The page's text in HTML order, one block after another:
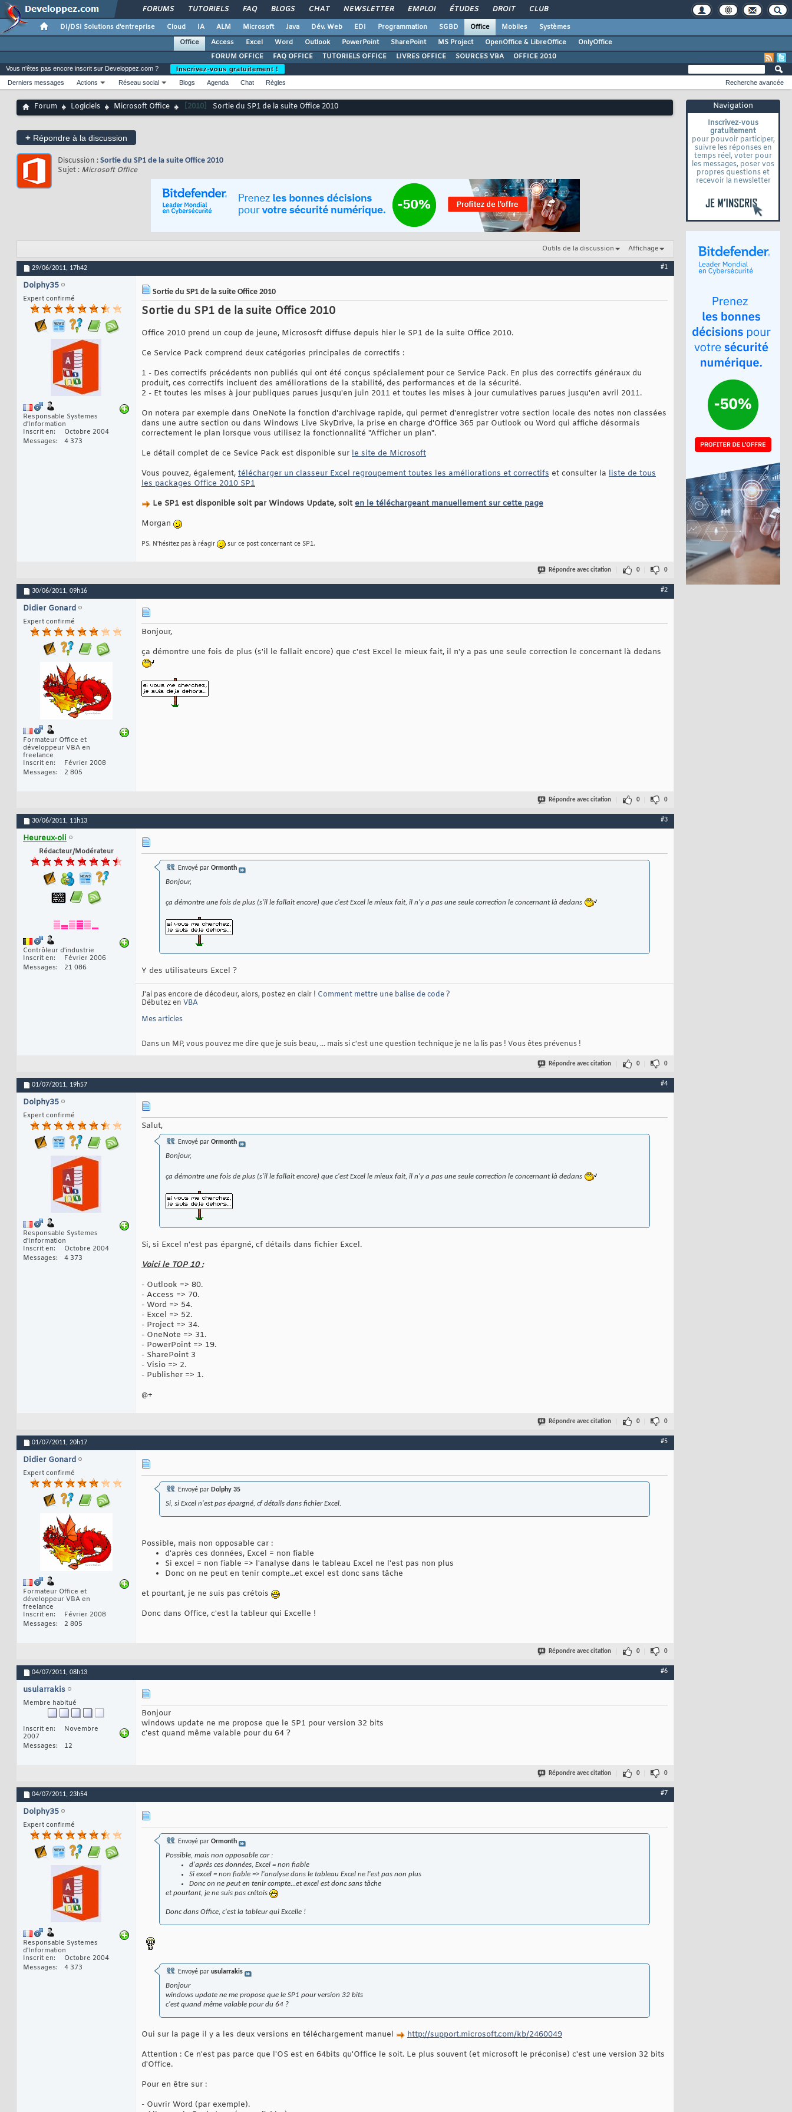
FORUMS TUTORIELS FAQ BLOGS CHAT NEWSLETTER EMPLOI ÉTUDES DROIT CLUB
DI/DSI Solutions d'entreprise Cloud IA ALM Microsoft Java Dév. Web EDI Programmation SGBD Office Mobiles
Systèmes
Office
Access Excel Word Outlook PowerPoint SharePoint MS Project OpenOffice & LibreOffice
OnlyOffice
FORUM OFFICE
FAQ OFFICE TUTORIELS OFFICE LIVRES OFFICE SOURCES VBA OFFICE 2010
Navigation
Inscrivez-vous
gratuitement
pour pouvoir participer,
suivre les réponses en
temps réel, voter pour
les messages, poser vos
propres questions et
recevoir la newsletter
Vous n'êtes pas encore inscrit sur Developpez.com ?
Inscrivez-vous gratuitement !
Derniers messages
Actions Réseau social Blogs Agenda Chat Règles Recherche avancée
Forum Logiciels Microsoft Office [2010] Sortie du SP1 de la suite Office 2010
+ Répondre à la discussion
Discussion : Sortie du SP1 de la suite Office 2010
Sujet : Microsoft Office
Outils de la discussion Affichage
29/06/2011, 17h42 #1
Dolphy35
Expert confirmé
Responsable Systemes
d'Information
Inscrit en
Octobre 2004
Messages
4 373
Sortie du SP1 de la suite Office 2010
Sortie du SP1 de la suite Office 2010
Office 2010 prend un coup de jeune, Micrososft diffuse depuis hier le SP1 de la suite Office 2010.
Ce Service Pack comprend deux catégories principales de correctifs :
1 - Des correctifs précédents non publiés qui ont été conçus spécialement pour ce Service Pack. En plus des correctifs généraux du
produit, ces correctifs incluent des améliorations de la stabilité, des performances et de la sécurité.
2 - Et toutes les mises à jour publiques parues jusqu'en juin 2011 et toutes les mises à jour cumulatives parues jusqu'en avril 2011.
On notera par exemple dans OneNote la fonction d'archivage rapide, qui permet d'enregistrer votre section locale des notes non classées
dans une autre section ou dans Windows Live SkyDrive, la prise en charge d'Office 365 par Outlook ou Word qui affiche désormais
correctement le plan lorsque vous utilisez la fonctionnalité "Afficher un plan".
Le détail complet de ce Sevice Pack est disponible sur le site de Microsoft
Vous pouvez, également, télécharger un classeur Excel regroupement toutes les améliorations et correctifs et consulter la liste de tous
les packages Office 2010 SP1
Le SP1 est disponible soit par Windows Update, soit en le téléchargeant manuellement sur cette page
Morgan
PS. N'hésitez pas à réagir sur ce post concernant ce SP1.
Répondre avec citation 0 0
30/06/2011, 09h16 #2
Didier Gonard
Expert confirmé
Formateur Office et
développeur VBA en
freelance
Inscrit en
Février 2008
Messages
2 805
Bonjour,
ça démontre une fois de plus (s'il le fallait encore) que c'est Excel le mieux fait, il n'y a pas une seule correction le concernant là dedans
Répondre avec citation 0 0
30/06/2011, 11h13 #3
Heureux-oli
Rédacteur/Modérateur
Contrôleur d'industrie
Inscrit en
Février 2006
Messages
21 086
Envoyé par Ormonth
Bonjour,
ça démontre une fois de plus (s'il le fallait encore) que c'est Excel le mieux fait, il n'y a pas une seule correction le concernant là dedans
Y des utilisateurs Excel ?
J'ai pas encore de décodeur, alors, postez en clair ! Comment mettre une balise de code ?
Débutez en VBA
Mes articles
Dans un MP, vous pouvez me dire que je suis beau, ... mais si c'est une question technique je ne la lis pas ! Vous êtes prévenus !
Répondre avec citation 0 0
01/07/2011, 19h57 #4
Dolphy35
Expert confirmé
Responsable Systemes
d'Information
Inscrit en
Octobre 2004
Messages
4 373
Salut,
Envoyé par Ormonth
Bonjour,
ça démontre une fois de plus (s'il le fallait encore) que c'est Excel le mieux fait, il n'y a pas une seule correction le concernant là dedans
Si, si Excel n'est pas épargné, cf détails dans fichier Excel.
Voici le TOP 10 :
- Outlook => 80.
- Access => 70.
- Word => 54.
- Excel => 52.
- Project => 34.
- OneNote => 31.
- PowerPoint => 19.
- SharePoint 3
- Visio => 2.
- Publisher => 1.
@+
Répondre avec citation 0 0
01/07/2011, 20h17 #5
Didier Gonard
Expert confirmé
Formateur Office et
développeur VBA en
freelance
Inscrit en
Février 2008
Messages
2 805
Envoyé par Dolphy 35
Si, si Excel n'est pas épargné, cf détails dans fichier Excel.
Possible, mais non opposable car :
d'après ces données, Excel = non fiable
Si excel = non fiable => l'analyse dans le tableau Excel ne l'est pas non plus
Donc on ne peut en tenir compte...et excel est donc sans tâche
et pourtant, je ne suis pas crétois
Donc dans Office, c'est la tableur qui Excelle !
Répondre avec citation 0 0
04/07/2011, 08h13 #6
usularrakis
Membre habitué
Inscrit en
Novembre
2007
Messages
12
Bonjour
windows update ne me propose que le SP1 pour version 32 bits
c'est quand même valable pour du 64 ?
Répondre avec citation 0 0
04/07/2011, 23h54 #7
Dolphy35
Expert confirmé
Responsable Systemes
d'Information
Inscrit en
Octobre 2004
Messages
4 373
Envoyé par Ormonth
Possible, mais non opposable car :
d'après ces données, Excel = non fiable
Si excel = non fiable => l'analyse dans le tableau Excel ne l'est pas non plus
Donc on ne peut en tenir compte...et excel est donc sans tâche
et pourtant, je ne suis pas crétois
Donc dans Office, c'est la tableur qui Excelle !
Envoyé par usularrakis
Bonjour
windows update ne me propose que le SP1 pour version 32 bits
c'est quand même valable pour du 64 ?
Oui sur la page il y a les deux versions en téléchargement manuel
http://support.microsoft.com/kb/2460049
Attention : Ce n'est pas parce que l'OS est en 64bits qu'Office le soit. Le plus souvent (et microsoft le préconise) c'est une version 32 bits
d'Office.
Pour en être sur :
- Ouvrir Word (par exemple).